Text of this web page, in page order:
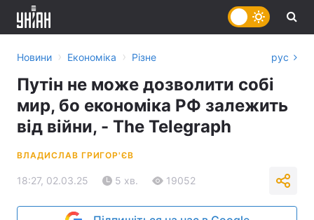
Новини › Економіка › Різне рус
Путін не може дозволити собі
мир, бо економіка РФ залежить
від війни, - The Telegraph
ВЛАДИСЛАВ ГРИГОР'ЄВ
18:27, 02.03.25 5 хв. 19052